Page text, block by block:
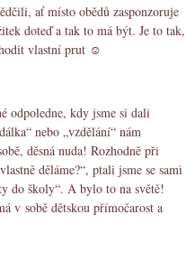
ať místo obědů zasponzoruje
doteď a tak to má být. Je to tak,
vlastní prut ☺
odpoledne, kdy jsme si dali
nebo „vzdělání“ nám
děsná nuda! Rozhodně při
děláme?“, ptali jsme se sami
do školy“. A bylo to na světě!
v sobě dětskou přímočarost a